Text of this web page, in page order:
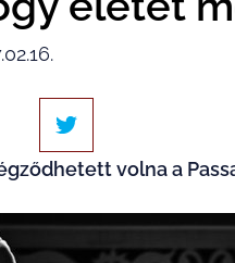
volna a